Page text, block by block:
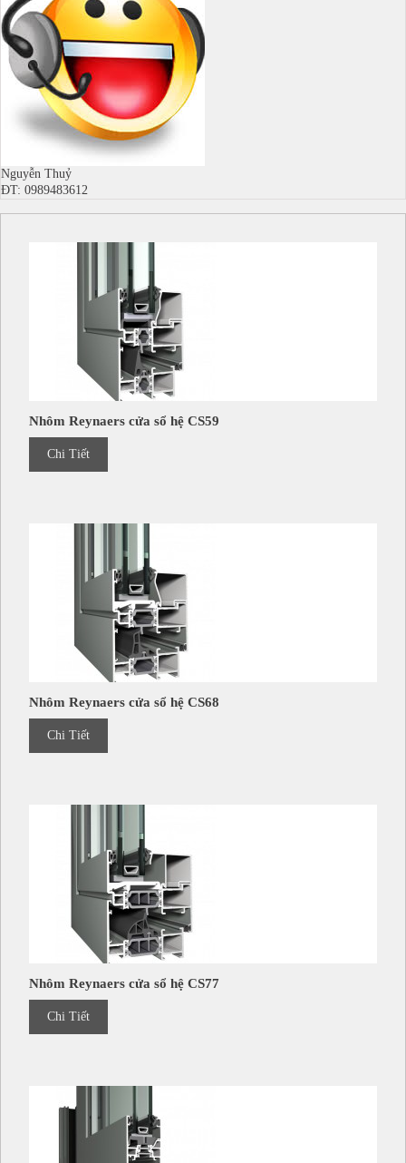
Nguyễn Thuỷ
ĐT: 0989483612
Nhôm Reynaers cửa sổ hệ CS59
Chi Tiết
Nhôm Reynaers cửa sổ hệ CS68
Chi Tiết
Nhôm Reynaers cửa sổ hệ CS77
Chi Tiết